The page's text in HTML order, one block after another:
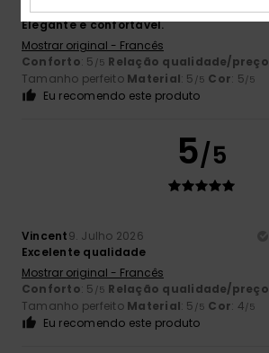
Dimitri10. Julho 2026
Elegante e confortável.
Mostrar original - Francês
Conforto: 5 /5 Relação qualidade/preço
Tamanho perfeito Material: 5 /5 Cor: 5/5
Eu recomendo este produto
5/5
Vincent9. Julho 2026
Excelente qualidade
Mostrar original - Francês
Conforto: 5 /5 Relação qualidade/preço
Tamanho perfeito Material: 5 /5 Cor: 4/5
Eu recomendo este produto